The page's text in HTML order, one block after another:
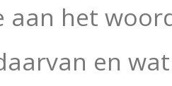
aan het
en